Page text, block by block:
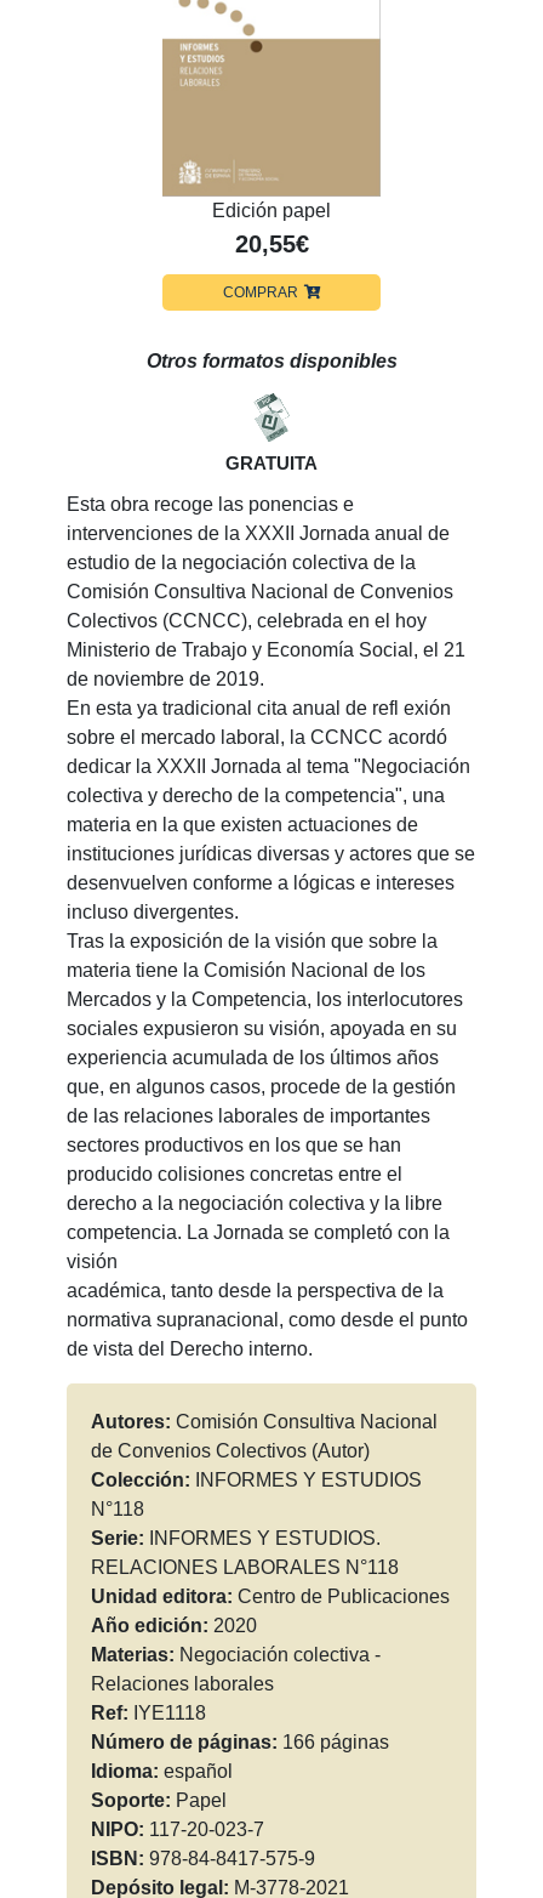
Edición papel
20,55€
COMPRAR
Otros formatos disponibles
GRATUITA
Esta obra recoge las ponencias e
intervenciones de la XXXII Jornada anual de
estudio de la negociación colectiva de la
Comisión Consultiva Nacional de Convenios
Colectivos (CCNCC), celebrada en el hoy
Ministerio de Trabajo y Economía Social, el 21
de noviembre de 2019.
En esta ya tradicional cita anual de refl exión
sobre el mercado laboral, la CCNCC acordó
dedicar la XXXII Jornada al tema "Negociación
colectiva y derecho de la competencia", una
materia en la que existen actuaciones de
instituciones jurídicas diversas y actores que se
desenvuelven conforme a lógicas e intereses
incluso divergentes.
Tras la exposición de la visión que sobre la
materia tiene la Comisión Nacional de los
Mercados y la Competencia, los interlocutores
sociales expusieron su visión, apoyada en su
experiencia acumulada de los últimos años
que, en algunos casos, procede de la gestión
de las relaciones laborales de importantes
sectores productivos en los que se han
producido colisiones concretas entre el
derecho a la negociación colectiva y la libre
competencia. La Jornada se completó con la
visión
académica, tanto desde la perspectiva de la
normativa supranacional, como desde el punto
de vista del Derecho interno.
Autores: Comisión Consultiva Nacional
de Convenios Colectivos (Autor)
Colección:
INFORMES Y ESTUDIOS
N°118
Serie:
INFORMES Y ESTUDIOS.
RELACIONES LABORALES N°118
Unidad editora: Centro de Publicaciones
Año edición: 2020
Materias: Negociación colectiva -
Relaciones laborales
Ref: IYE1118
Número de páginas: 166 páginas
Idioma: español
Soporte: Papel
NIPO: 117-20-023-7
ISBN: 978-84-8417-575-9
Depósito legal: M-3778-2021